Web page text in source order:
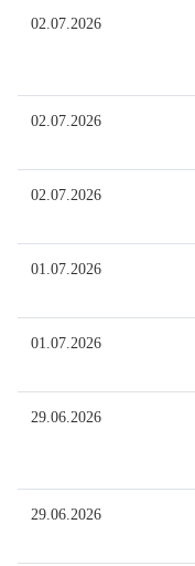
02.07.2026
02.07.2026
02.07.2026
01.07.2026
01.07.2026
29.06.2026
29.06.2026